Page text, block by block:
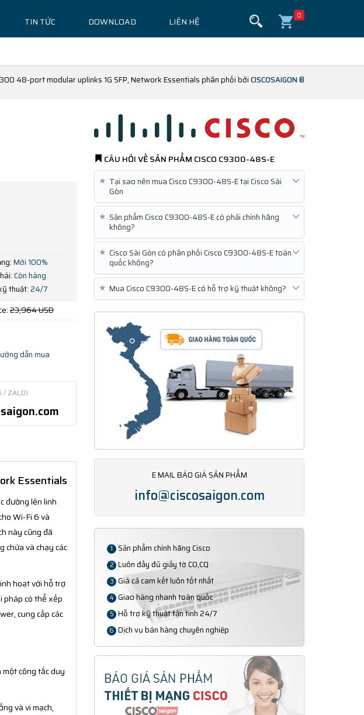
TIN TỨC DOWNLOAD LIÊN HỆ
0
48-port modular uplinks 1G SFP, Network Essentials phân phối bởiCISCOSAIGON ®
Mới 100%
Còn hàng
thuật:24/7
23,964 USD
dẫn mua
/ ZALO)
Essentials
đường lên linh
Wi-Fi 6 và
này cũng đã
chứa và chạy các
hoạt với hỗ trợ
pháp có thể xếp
cung cấp các
công tắc duy
và vi mạch,
CÂU HỎI VỀ SẢN PHẨM CISCO C9300-48S-E
★ Tại sao nên mua Cisco C9300-48S-E tại Cisco Sài
Gòn
★ Sản phẩm Cisco C9300-48S-E có phải chính hãng
không?
★ Cisco Sài Gòn có phân phối Cisco C9300-48S-E toàn
quốc không?
★ Mua Cisco C9300-48S-E có hỗ trợ kỹ thuật không?
E MAIL BÁO GIÁ SẢN PHẨM
info@ciscosaigon.com
1 Sản phẩm chính hãng Cisco
2 Luôn đầy đủ giấy tờ CO,CQ
3 Giá cả cam kết luôn tốt nhất
4 Giao hàng nhanh toàn quốc
5 Hỗ trợ kỹ thuật tận tình 24/7
6 Dịch vụ bán hàng chuyên nghiệp